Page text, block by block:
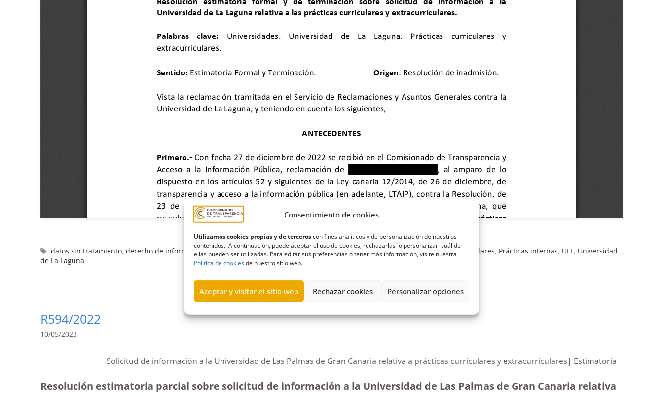
Consentimiento de cookies
Utilizamos cookies propias y de terceroscon fines analíticos y de personalización de nuestros
contenidos. A continuación, puede aceptar el uso de cookies, rechazarlas o personalizar cuál de
ellas pueden ser utilizadas. Para editar sus preferencias o tener más información, visite nuestra
Política de cookiesde nuestro sitio web.
Aceptar y visitar el sitio web Rechazar cookies Personalizar opciones
datos sin tratamiento,derecho de información,Gabinete de Análisis y Planificación, prácticas curriculares ,prácticas extracurriculares, Prácticas internas, ULL, Universidad
de La Laguna
R594/2022
10/05/2023
Solicitud de información a la Universidad de Las Palmas de Gran Canaria relativa a prácticas curriculares y extracurriculares| Estimatoria
Resolución estimatoria parcial sobre solicitud de información a la Universidad de Las Palmas de Gran Canaria relativa